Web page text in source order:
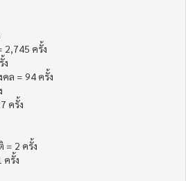
2,745 ครั้ง
ง
ล = 94 ครั้ง
ครั้ง
= 2 ครั้ง
ครั้ง